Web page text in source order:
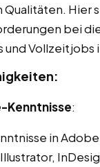
Hier
bei
Vollzeitjobs
Kenntnisse:
in